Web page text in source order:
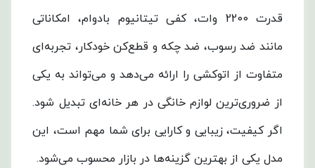
قدرت 2200 وات، کفی تیتانیوم بادوام، امکاناتی
مانند ضد رسوب، ضد چکه و قطع‌کن خودکار، تجربه‌ای
متفاوت از اتوکشی را ارائه می‌دهد و می‌تواند به یکی
از ضروری‌ترین لوازم خانگی در هر خانه‌ای تبدیل شود.
اگر کیفیت، زیبایی و کارایی برای شما مهم است، این
مدل یکی از بهترین گزینه‌ها در بازار محسوب می‌شود.